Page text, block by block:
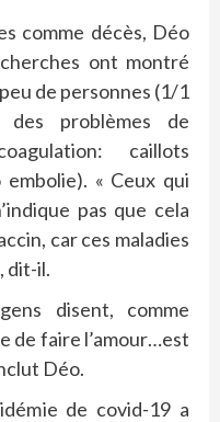
comme décès, Déo
ont montré
de personnes (1/1
problèmes de
caillots
« Ceux qui
pas que cela
car ces maladies
dit-il.
disent, comme
de faire l’amour…est
Déo.
de covid-19 a